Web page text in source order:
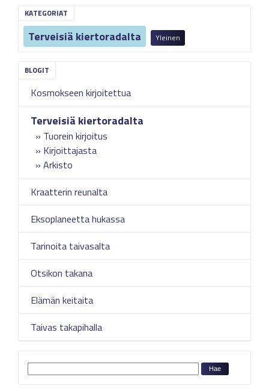
KATEGORIAT
Terveisiä kiertoradalta Yleinen
Kosmokseen kirjoitettua
Terveisiä kiertoradalta
Tuorein kirjoitus
Kirjoittajasta
Arkisto
Kraatterin reunalta
Eksoplaneetta hukassa
Tarinoita taivasalta
Otsikon takana
Elämän keitaita
Taivas takapihalla